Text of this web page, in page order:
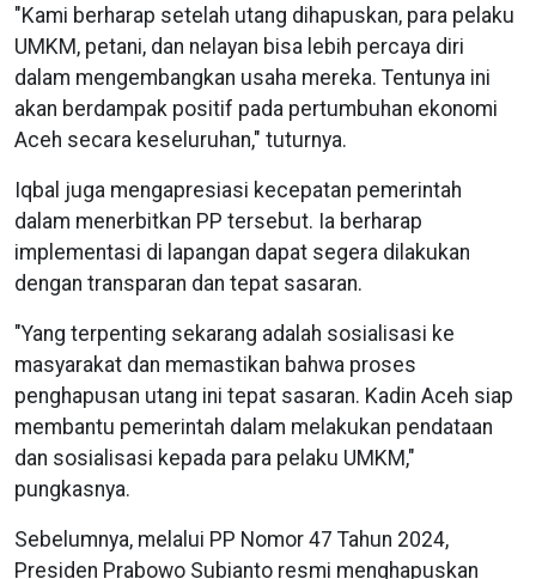
"Kami berharap setelah utang dihapuskan, para pelaku
UMKM, petani, dan nelayan bisa lebih percaya diri
dalam mengembangkan usaha mereka. Tentunya ini
akan berdampak positif pada pertumbuhan ekonomi
Aceh secara keseluruhan," tuturnya.
Iqbal juga mengapresiasi kecepatan pemerintah
dalam menerbitkan PP tersebut. Ia berharap
implementasi di lapangan dapat segera dilakukan
dengan transparan dan tepat sasaran.
"Yang terpenting sekarang adalah sosialisasi ke
masyarakat dan memastikan bahwa proses
penghapusan utang ini tepat sasaran. Kadin Aceh siap
membantu pemerintah dalam melakukan pendataan
dan sosialisasi kepada para pelaku UMKM,"
pungkasnya.
Sebelumnya, melalui PP Nomor 47 Tahun 2024,
Presiden Prabowo Subianto resmi menghapuskan